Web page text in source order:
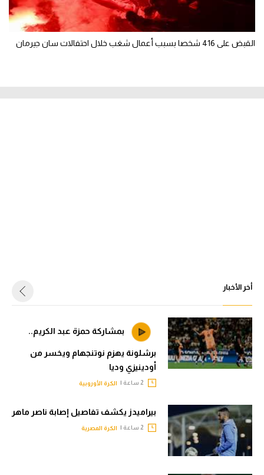
القبض على 416 شخصا بسبب أعمال شغب خلال احتفالات سان جيرمان
أخر الأخبار
بمشاركة حمزة عبد الكريم..
برشلونة يهزم نوتنجهام ويخسر من
أودينيزي وديا
الكرة الأوروبية
بيراميدز يكشف تفاصيل إصابة ناصر ماهر
الكرة المصرية